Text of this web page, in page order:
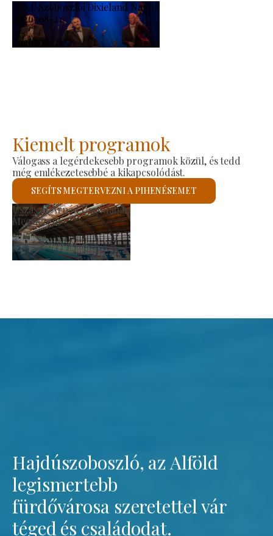
XXXI. Szoboszlói Dixieland Napok
2026-08-21
-
2026-08-23
Kiemelt programok
Válogass a legérdekesebb programok közül, és tedd
még emlékezetesebbé a kikapcsolódást.
SEGÍTS MEGTERVEZNI A PIHENÉSEMET
Piac
Hajdúszoboszló, az Alföld
legismertebb
fürdővárosa szeretettel vár
téged és családodat.